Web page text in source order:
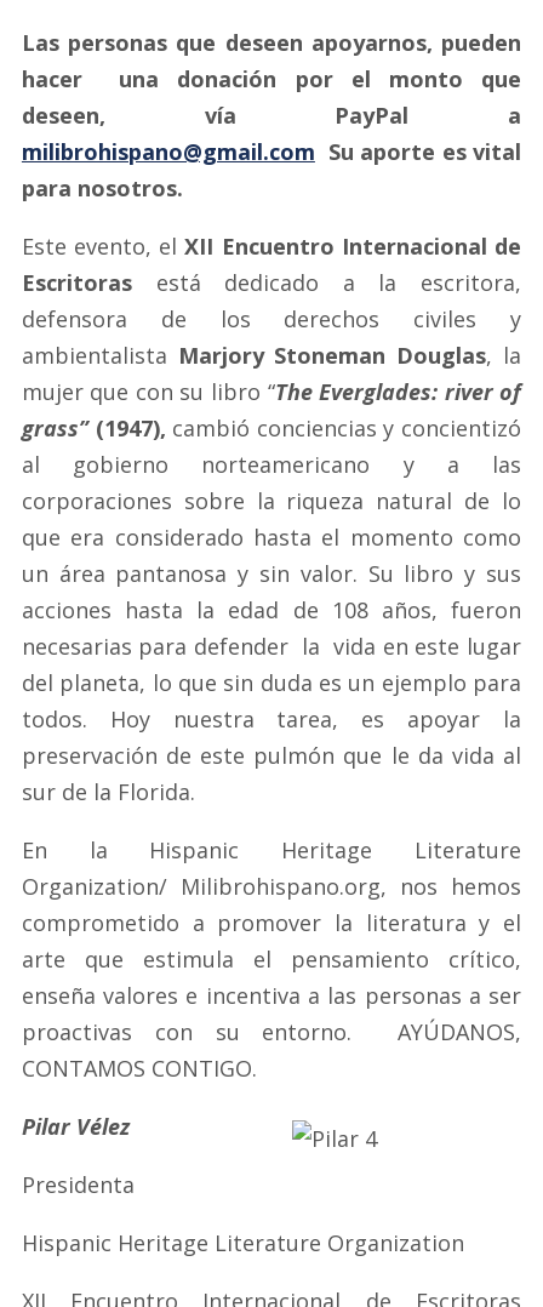
Las personas que deseen apoyarnos, pueden
hacer una donación por el monto que
deseen, vía PayPal a
milibrohispano@gmail.com Su aporte es vital
para nosotros.
Este evento, elXII Encuentro Internacional de
Escritorasestá dedicado a la escritora,
defensora de los derechos civiles y
ambientalista Marjory Stoneman Douglas, la
mujer que con su libro “The Everglades: river of
grass”(1947), cambió conciencias y concientizó
al gobierno norteamericano y a las
corporaciones sobre la riqueza natural de lo
que era considerado hasta el momento como
un área pantanosa y sin valor. Su libro y sus
acciones hasta la edad de 108 años, fueron
necesarias para defender la vida en este lugar
del planeta, lo que sin duda es un ejemplo para
todos. Hoy nuestra tarea, es apoyar la
preservación de este pulmón que le da vida al
sur de la Florida.
En la Hispanic Heritage Literature
Organization/ Milibrohispano.org, nos hemos
comprometido a promover la literatura y el
arte que estimula el pensamiento crítico,
enseña valores e incentiva a las personas a ser
proactivas con su entorno. AYÚDANOS,
CONTAMOS CONTIGO.
Pilar Vélez
Presidenta
Hispanic Heritage Literature Organization
XII Encuentro Internacional de Escritoras